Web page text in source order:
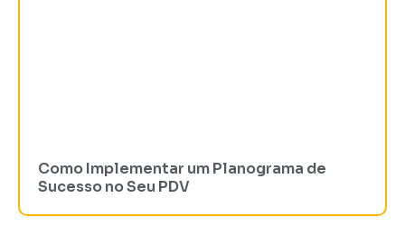
Como Implementar um Planograma de
Sucesso no Seu PDV